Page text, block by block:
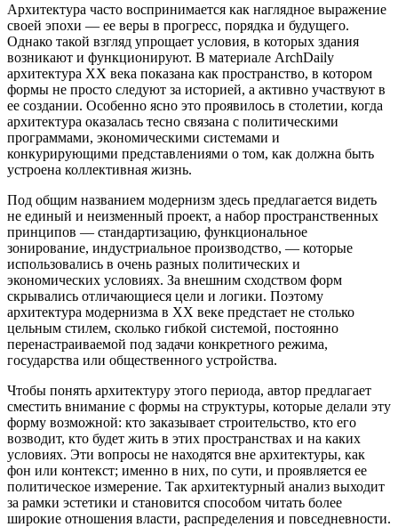
Архитектура часто воспринимается как наглядное выражение
своей эпохи — ее веры в прогресс, порядка и будущего.
Однако такой взгляд упрощает условия, в которых здания
возникают и функционируют. В материале ArchDaily
архитектура XX века показана как пространство, в котором
формы не просто следуют за историей, а активно участвуют в
ее создании. Особенно ясно это проявилось в столетии, когда
архитектура оказалась тесно связана с политическими
программами, экономическими системами и
конкурирующими представлениями о том, как должна быть
устроена коллективная жизнь.
Под общим названием модернизм здесь предлагается видеть
не единый и неизменный проект, а набор пространственных
принципов — стандартизацию, функциональное
зонирование, индустриальное производство, — которые
использовались в очень разных политических и
экономических условиях. За внешним сходством форм
скрывались отличающиеся цели и логики. Поэтому
архитектура модернизма в XX веке предстает не столько
цельным стилем, сколько гибкой системой, постоянно
перенастраиваемой под задачи конкретного режима,
государства или общественного устройства.
Чтобы понять архитектуру этого периода, автор предлагает
сместить внимание с формы на структуры, которые делали эту
форму возможной: кто заказывает строительство, кто его
возводит, кто будет жить в этих пространствах и на каких
условиях. Эти вопросы не находятся вне архитектуры, как
фон или контекст; именно в них, по сути, и проявляется ее
политическое измерение. Так архитектурный анализ выходит
за рамки эстетики и становится способом читать более
широкие отношения власти, распределения и повседневности.